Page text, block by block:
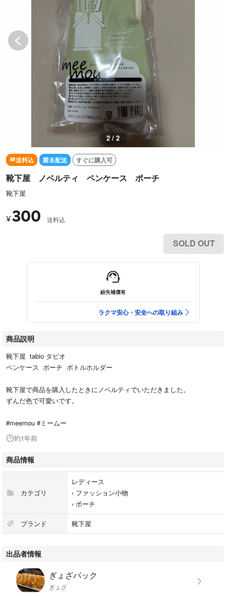
2 / 2
送料込 匿名配送 すぐに購入可
靴下屋 ノベルティ ペンケース ポーチ
靴下屋
¥300 送料込
SOLD OUT
紛失補償有
ラクマ安心・安全への取り組み
商品説明
靴下屋 tabio タビオ
ペンケース ポーチ ボトルホルダー
靴下屋で商品を購入したときにノベルティでいただきました。
ずんだ色で可愛いです。
#meemou #ミームー
約1年前
商品情報
カテゴリ
レディース
› ファッション小物
› ポーチ
ブランド 靴下屋
出品者情報
ぎょざパック
ぎょざ